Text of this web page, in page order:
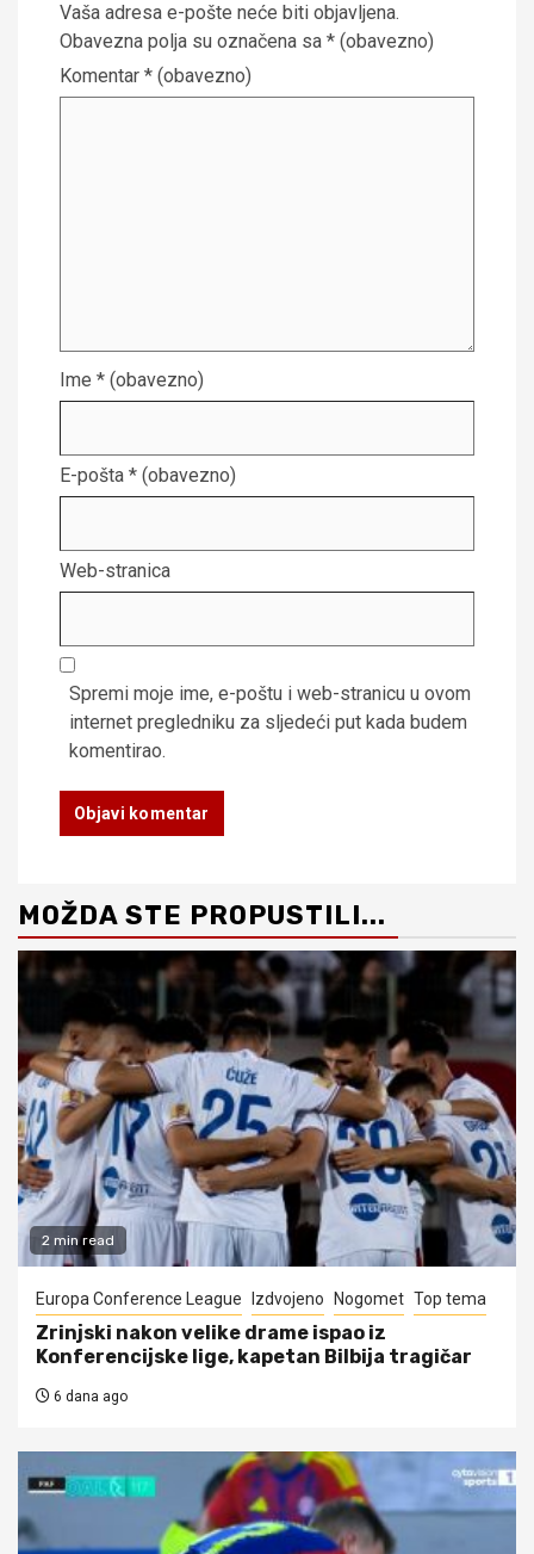
Vaša adresa e-pošte neće biti objavljena.
Obavezna polja su označena sa * (obavezno)
Komentar * (obavezno)
Ime * (obavezno)
E-pošta * (obavezno)
Web-stranica
Spremi moje ime, e-poštu i web-stranicu u ovom
internet pregledniku za sljedeći put kada budem
komentirao.
MOŽDA STE PROPUSTILI...
2 min read
Europa Conference League Izdvojeno Nogomet Top tema
Zrinjski nakon velike drame ispao iz
Konferencijske lige, kapetan Bilbija tragičar
6 dana ago